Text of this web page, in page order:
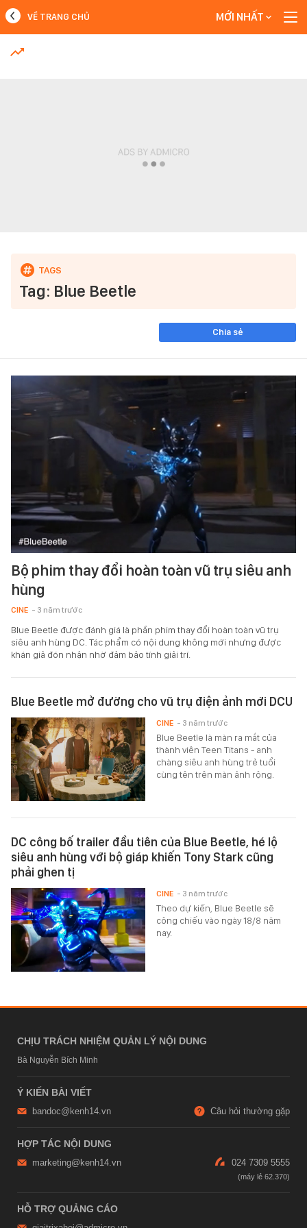
MỚI NHẤT
VỀ TRANG CHỦ MỚI NHẤT
Tag: Blue Beetle
Chia sẻ
Bộ phim thay đổi hoàn toàn vũ trụ siêu anh
hùng
CINE - 3 năm trước
Blue Beetle được đánh giá là phần phim thay đổi hoàn toàn vũ trụ
siêu anh hùng DC. Tác phẩm có nội dung không mới nhưng được
khán giả đón nhận nhờ đảm bảo tính giải trí.
Blue Beetle mở đường cho vũ trụ điện ảnh mới DCU
Blue Beetle là màn ra mắt của
thành viên Teen Titans - anh
chàng siêu anh hùng trẻ tuổi
cùng tên trên màn ảnh rộng.
CINE - 3 năm trước
DC công bố trailer đầu tiên của Blue Beetle, hé lộ
siêu anh hùng với bộ giáp khiến Tony Stark cũng
phải ghen tị
Theo dự kiến, Blue Beetle sẽ
công chiếu vào ngày 18/8 năm
nay.
CINE - 3 năm trước
CHỊU TRÁCH NHIỆM QUẢN LÝ NỘI DUNG
Bà Nguyễn Bích Minh
Ý KIẾN BÀI VIẾT
bandoc@kenh14.vn Câu hỏi thường gặp
HỢP TÁC NỘI DUNG
marketing@kenh14.vn 024 7309 5555
HỖ TRỢ QUẢNG CÁO